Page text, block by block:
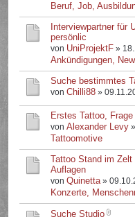
Beruf, Job,
Interviewpartner für
persönlic
von UniProjektF »
Ankündigungen,
Suche bestimmtes
vonChilli88 »
Erstes Tattoo,
vonAlexander Levy
Tattoomotive
Tattoo Stand im
Auflagen
vonQuinetta»
Konzerte,
Suche Studio